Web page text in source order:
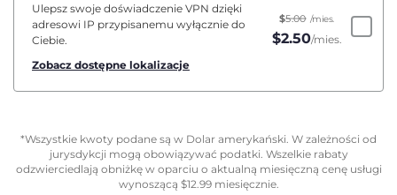
Ulepsz swoje doświadczenie VPN dzięki
adresowi IP przypisanemu wyłącznie do
Ciebie.
Zobacz dostępne lokalizacje
$5.00 /mies.
$2.50/mies.
*Wszystkie kwoty podane są w Dolar amerykański. W zależności od
jurysdykcji mogą obowiązywać podatki. Wszelkie rabaty
odzwierciedlają obniżkę w oparciu o aktualną miesięczną cenę usługi
wynoszącą $12.99miesięcznie.